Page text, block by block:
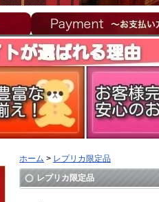
ホーム > レプリカ限定品
レプリカ限定品